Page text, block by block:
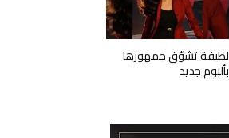
لطيفة تشوّق جمهورها
بألبوم جديد